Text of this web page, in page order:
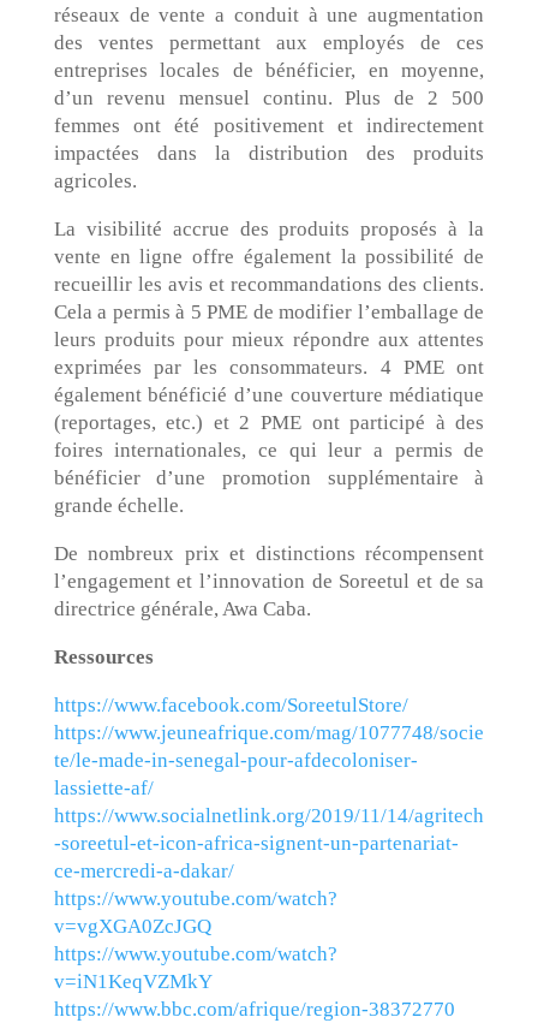
réseaux de vente a conduit à une augmentation
des ventes permettant aux employés de ces
entreprises locales de bénéficier, en moyenne,
d’un revenu mensuel continu. Plus de 2 500
femmes ont été positivement et indirectement
impactées dans la distribution des produits
agricoles.
La visibilité accrue des produits proposés à la
vente en ligne offre également la possibilité de
recueillir les avis et recommandations des clients.
Cela a permis à 5 PME de modifier l’emballage de
leurs produits pour mieux répondre aux attentes
exprimées par les consommateurs. 4 PME ont
également bénéficié d’une couverture médiatique
(reportages, etc.) et 2 PME ont participé à des
foires internationales, ce qui leur a permis de
bénéficier d’une promotion supplémentaire à
grande échelle.
De nombreux prix et distinctions récompensent
l’engagement et l’innovation de Soreetul et de sa
directrice générale, Awa Caba.
Ressources
https://www.facebook.com/SoreetulStore/
https://www.jeuneafrique.com/mag/1077748/socie
te/le-made-in-senegal-pour-afdecoloniser-
lassiette-af/
https://www.socialnetlink.org/2019/11/14/agritech
-soreetul-et-icon-africa-signent-un-partenariat-
ce-mercredi-a-dakar/
https://www.youtube.com/watch?
v=vgXGA0ZcJGQ
https://www.youtube.com/watch?
v=iN1KeqVZMkY
https://www.bbc.com/afrique/region-38372770